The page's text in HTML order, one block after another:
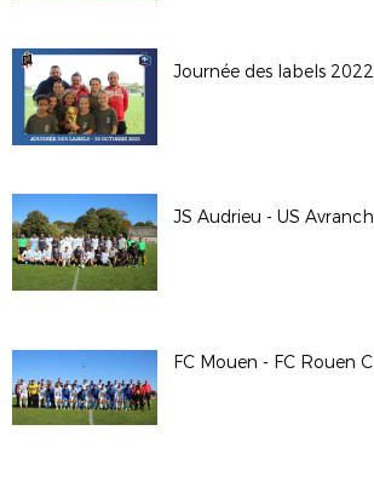
Journée des labels 2022